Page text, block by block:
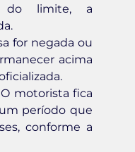
do limite, a
for negada ou
acima
motorista fica
período que
conforme a